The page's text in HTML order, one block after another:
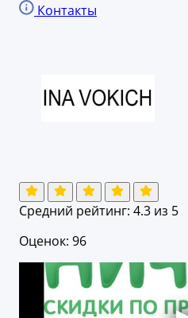
Контакты
Средний рейтинг: 4.3 из 5
Оценок: 96